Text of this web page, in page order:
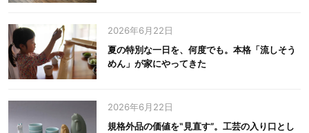
2026年6月22日
夏の特別な一日を、何度でも。本格「流しそう
めん」が家にやってきた
2026年6月22日
規格外品の価値を‟見直す”。工芸の入り口とし